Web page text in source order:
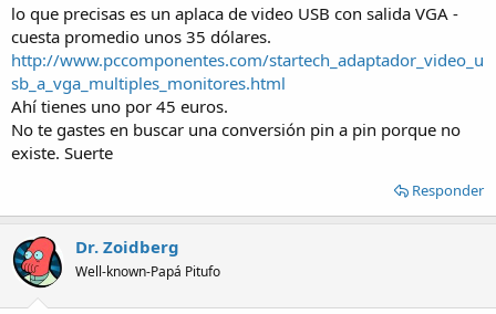
lo que precisas es un aplaca de video USB con salida VGA -
cuesta promedio unos 35 dólares.
http://www.pccomponentes.com/startech_adaptador_video_u
sb_a_vga_multiples_monitores.html
Ahí tienes uno por 45 euros.
No te gastes en buscar una conversión pin a pin porque no
existe. Suerte
Responder
Dr. Zoidberg
Well-known-Papá Pitufo